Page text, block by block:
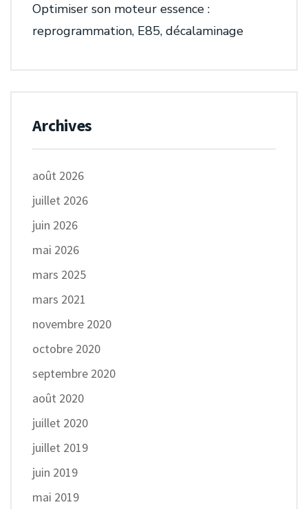
Optimiser son moteur essence :
reprogrammation, E85, décalaminage
Archives
août 2026
juillet 2026
juin 2026
mai 2026
mars 2025
mars 2021
novembre 2020
octobre 2020
septembre 2020
août 2020
juillet 2020
juillet 2019
juin 2019
mai 2019